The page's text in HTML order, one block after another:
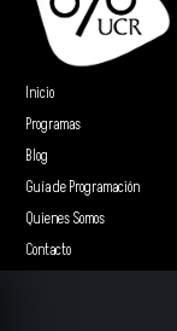
Inicio
Programas
Blog
Guía de Programación
Quienes Somos
Contacto